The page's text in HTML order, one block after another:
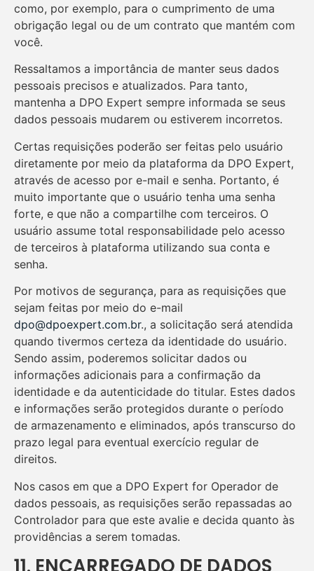
como, por exemplo, para o cumprimento de uma
obrigação legal ou de um contrato que mantém com
você.
Ressaltamos a importância de manter seus dados
pessoais precisos e atualizados. Para tanto,
mantenha a DPO Expert sempre informada se seus
dados pessoais mudarem ou estiverem incorretos.
Certas requisições poderão ser feitas pelo usuário
diretamente por meio da plataforma da DPO Expert,
através de acesso por e-mail e senha. Portanto, é
muito importante que o usuário tenha uma senha
forte, e que não a compartilhe com terceiros. O
usuário assume total responsabilidade pelo acesso
de terceiros à plataforma utilizando sua conta e
senha.
Por motivos de segurança, para as requisições que
sejam feitas por meio do e-mail
dpo@dpoexpert.com.br., a solicitação será atendida
quando tivermos certeza da identidade do usuário.
Sendo assim, poderemos solicitar dados ou
informações adicionais para a confirmação da
identidade e da autenticidade do titular. Estes dados
e informações serão protegidos durante o período
de armazenamento e eliminados, após transcurso do
prazo legal para eventual exercício regular de
direitos.
Nos casos em que a DPO Expert for Operador de
dados pessoais, as requisições serão repassadas ao
Controlador para que este avalie e decida quanto às
providências a serem tomadas.